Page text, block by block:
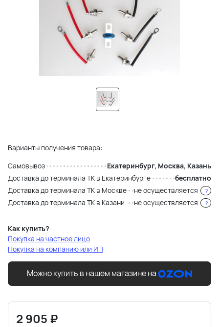
Варианты получения товара:
Самовывоз
Екатеринбург, Москва, Казань
Доставка до терминала ТК в Екатеринбурге
бесплатно
Доставка до терминала ТК в Москве
не осуществляется ?
Доставка до терминала ТК в Казани не осуществляется ?
Как купить?
Покупка на частное лицо
Покупка на компанию или ИП
Можно купить в нашем магазине на
2 905 ₽